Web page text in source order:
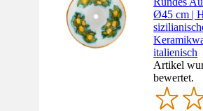
Ø45 cm |
italienisch
Artikel
bewertet.